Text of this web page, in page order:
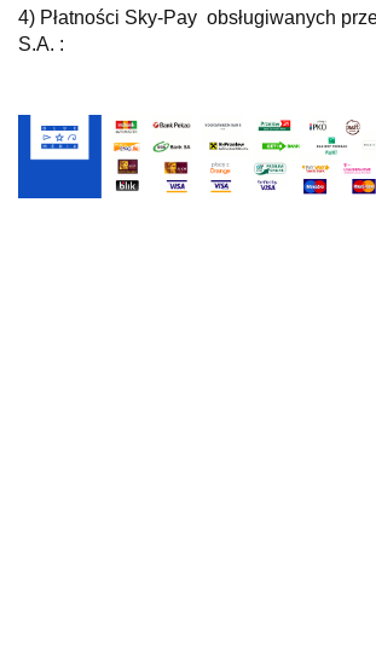
4) Płatności Sky-Pay obsługiwanych
S.A. :